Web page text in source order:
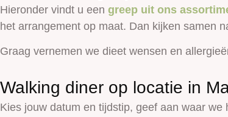
Hieronder vindt u een greep uit ons
het arrangement op maat. Dan kijken samen
Graag vernemen we dieet wensen en
Walking diner op locatie in
Kies jouw datum en tijdstip, geef aan waar